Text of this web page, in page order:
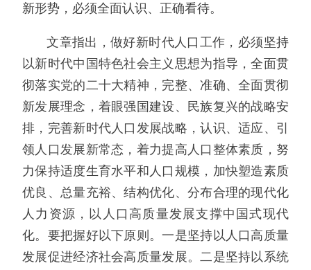
新形势，必须全面认识、正确看待。
文章指出，做好新时代人口工作，必须坚持
以新时代中国特色社会主义思想为指导，全面贯
彻落实党的二十大精神，完整、准确、全面贯彻
新发展理念，着眼强国建设、民族复兴的战略安
排，完善新时代人口发展战略，认识、适应、引
领人口发展新常态，着力提高人口整体素质，努
力保持适度生育水平和人口规模，加快塑造素质
优良、总量充裕、结构优化、分布合理的现代化
人力资源，以人口高质量发展支撑中国式现代
化。要把握好以下原则。一是坚持以人口高质量
发展促进经济社会高质量发展。二是坚持以系统